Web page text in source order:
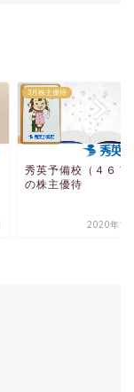
3月株主優待
秀英予備校（４６７
の株主優待
2020年12